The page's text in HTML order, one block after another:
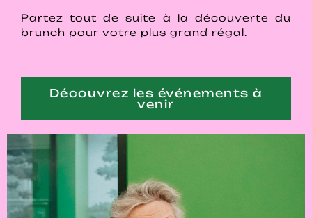
Partez tout de suite à la découverte du
brunch pour votre plus grand régal.
Découvrez les événements à
venir